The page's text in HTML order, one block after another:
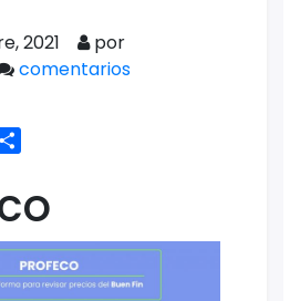
2021
por
comentarios